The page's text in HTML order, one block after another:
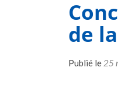
de
Publié le 25